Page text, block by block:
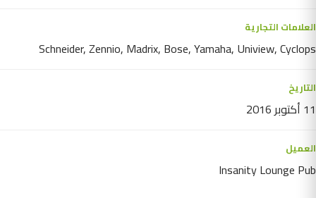
العلامات التجارية
Schneider, Zennio, Madrix, Bose, Yamaha, Uniview, Cyclops
التاريخ
11 أكتوبر 2016
العميل
Insanity Lounge Pub